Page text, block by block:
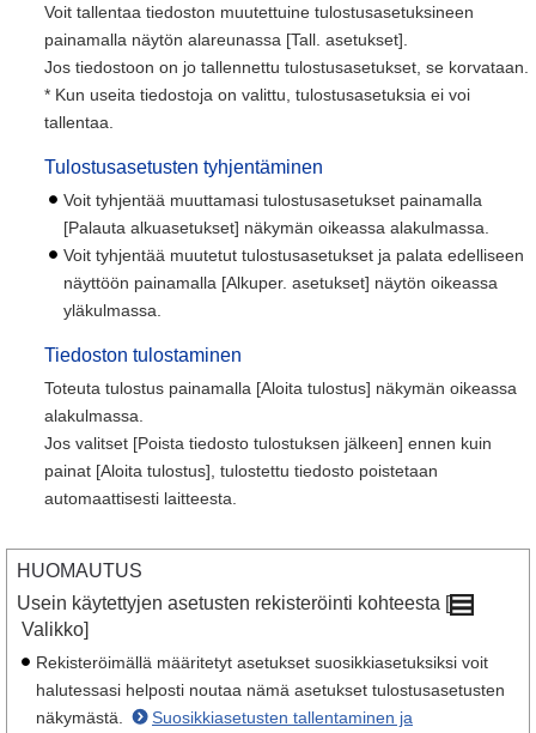
Voit tallentaa tiedoston muutettuine tulostusasetuksineen
painamalla näytön alareunassa [Tall. asetukset].
Jos tiedostoon on jo tallennettu tulostusasetukset, se korvataan.
* Kun useita tiedostoja on valittu, tulostusasetuksia ei voi
tallentaa.
Tulostusasetusten tyhjentäminen
Voit tyhjentää muuttamasi tulostusasetukset painamalla
[Palauta alkuasetukset] näkymän oikeassa alakulmassa.
Voit tyhjentää muutetut tulostusasetukset ja palata edelliseen
näyttöön painamalla [Alkuper. asetukset] näytön oikeassa
yläkulmassa.
Tiedoston tulostaminen
Toteuta tulostus painamalla [Aloita tulostus] näkymän oikeassa
alakulmassa.
Jos valitset [Poista tiedosto tulostuksen jälkeen] ennen kuin
painat [Aloita tulostus], tulostettu tiedosto poistetaan
automaattisesti laitteesta.
HUOMAUTUS
Usein käytettyjen asetusten rekisteröinti kohteesta [
Valikko]
Rekisteröimällä määritetyt asetukset suosikkiasetuksiksi voit
halutessasi helposti noutaa nämä asetukset tulostusasetusten
näkymästä.
Suosikkiasetusten tallentaminen ja